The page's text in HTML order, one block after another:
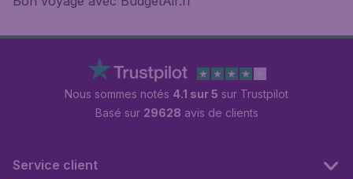
Nous sommes notés 4.1 sur 5 sur Trustpilot
Basé sur 29628 avis de clients
Service client